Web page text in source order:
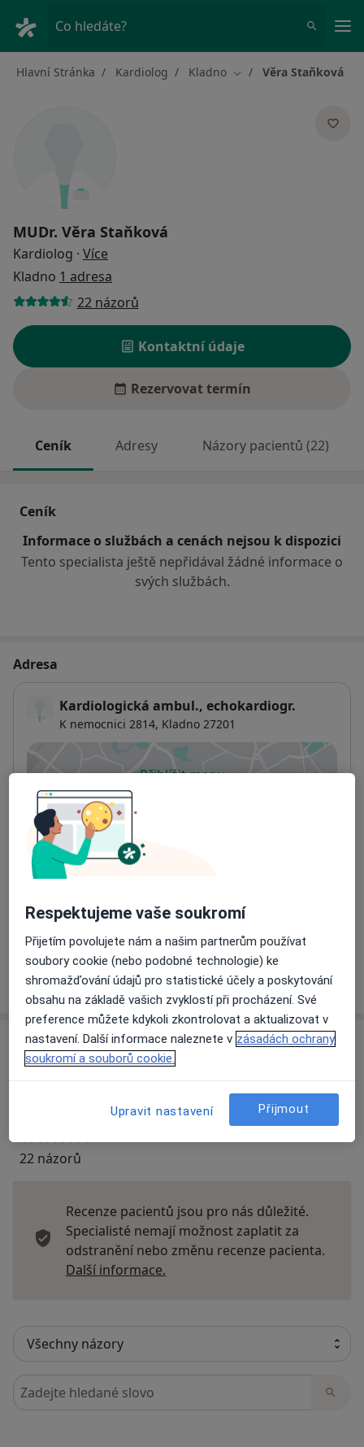
Co hledáte?
Hlavní Stránka Kardiolog Kladno Změna města
Věra Staňková
MUDr. Věra Staňková
Kardiolog · Více
Kladno 1 adresa
22 názorů
Kontaktní údaje
Rezervovat termín
Ceník Adresy Názory pacientů (22)
Ceník
Informace o službách a cenách nejsou k dispozici
Tento specialista ještě nepřidával žádné informace o
svých službách.
Adresa
Kardiologická ambul., echokardiogr.
K nemocnici 2814, Kladno 27201
Přiblížit mapu
Dostupnost
Na této adrese online kalendář není aktivní
Co mám v takové situaci udělat?
Na teto adrese lékař přijímá pacienty na pojišťovnu
Detaily
Víceo adrese
Názory
22 názorů
Recenze pacientů jsou pro nás důležité.
Specialisté nemají možnost zaplatit za
odstranění nebo změnu recenze pacienta.
Další informace.
Hledejte v názorech
Respektujeme vaše soukromí
Přijetím povolujete nám a našim partnerům používat
soubory cookie (nebo podobné technologie) ke
shromažďování údajů pro statistické účely a poskytování
obsahu na základě vašich zvyklostí při procházení. Své
preference můžete kdykoli zkontrolovat a aktualizovat v
nastavení. Další informace naleznete v zásadách ochrany
soukromí a souborů cookie.
Upravit nastavení Přijmout